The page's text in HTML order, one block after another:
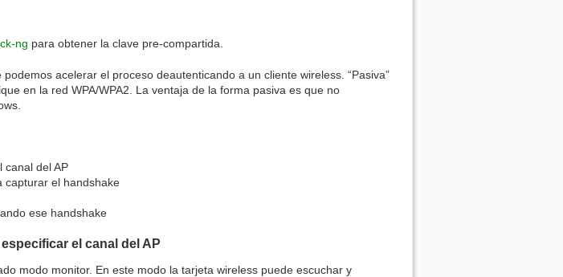
ng para obtener la clave pre-compartida.
acelerar el proceso deautenticando a un cliente wireless. “Pasiva”
en la red WPA/WPA2. La ventaja de la forma pasiva es que no
canal del AP
capturar el handshake
ese handshake
el canal del AP
modo monitor. En este modo la tarjeta wireless puede escuchar y